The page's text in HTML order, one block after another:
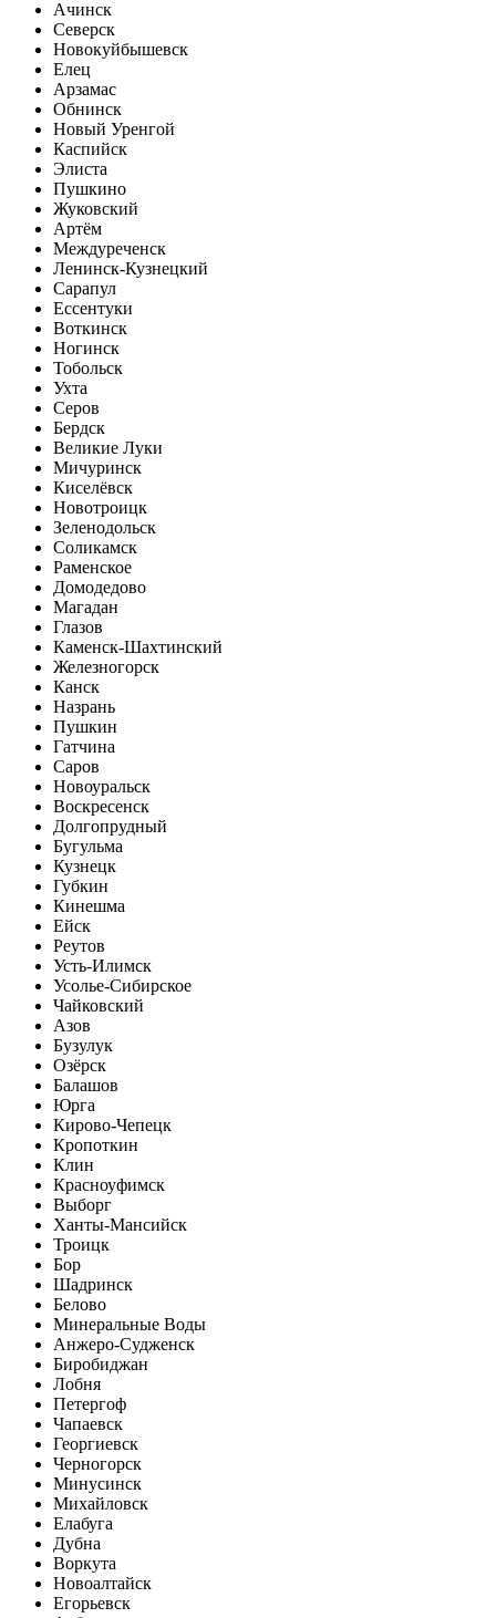
Ачинск
Северск
Новокуйбышевск
Елец
Арзамас
Обнинск
Новый Уренгой
Каспийск
Элиста
Пушкино
Жуковский
Артём
Междуреченск
Ленинск-Кузнецкий
Сарапул
Ессентуки
Воткинск
Ногинск
Тобольск
Ухта
Серов
Бердск
Великие Луки
Мичуринск
Киселёвск
Новотроицк
Зеленодольск
Соликамск
Раменское
Домодедово
Магадан
Глазов
Каменск-Шахтинский
Железногорск
Канск
Назрань
Пушкин
Гатчина
Саров
Новоуральск
Воскресенск
Долгопрудный
Бугульма
Кузнецк
Губкин
Кинешма
Ейск
Реутов
Усть-Илимск
Усолье-Сибирское
Чайковский
Азов
Бузулук
Озёрск
Балашов
Юрга
Кирово-Чепецк
Кропоткин
Клин
Красноуфимск
Выборг
Ханты-Мансийск
Троицк
Бор
Шадринск
Белово
Минеральные Воды
Анжеро-Судженск
Биробиджан
Лобня
Петергоф
Чапаевск
Георгиевск
Черногорск
Минусинск
Михайловск
Елабуга
Дубна
Воркута
Новоалтайск
Егорьевск